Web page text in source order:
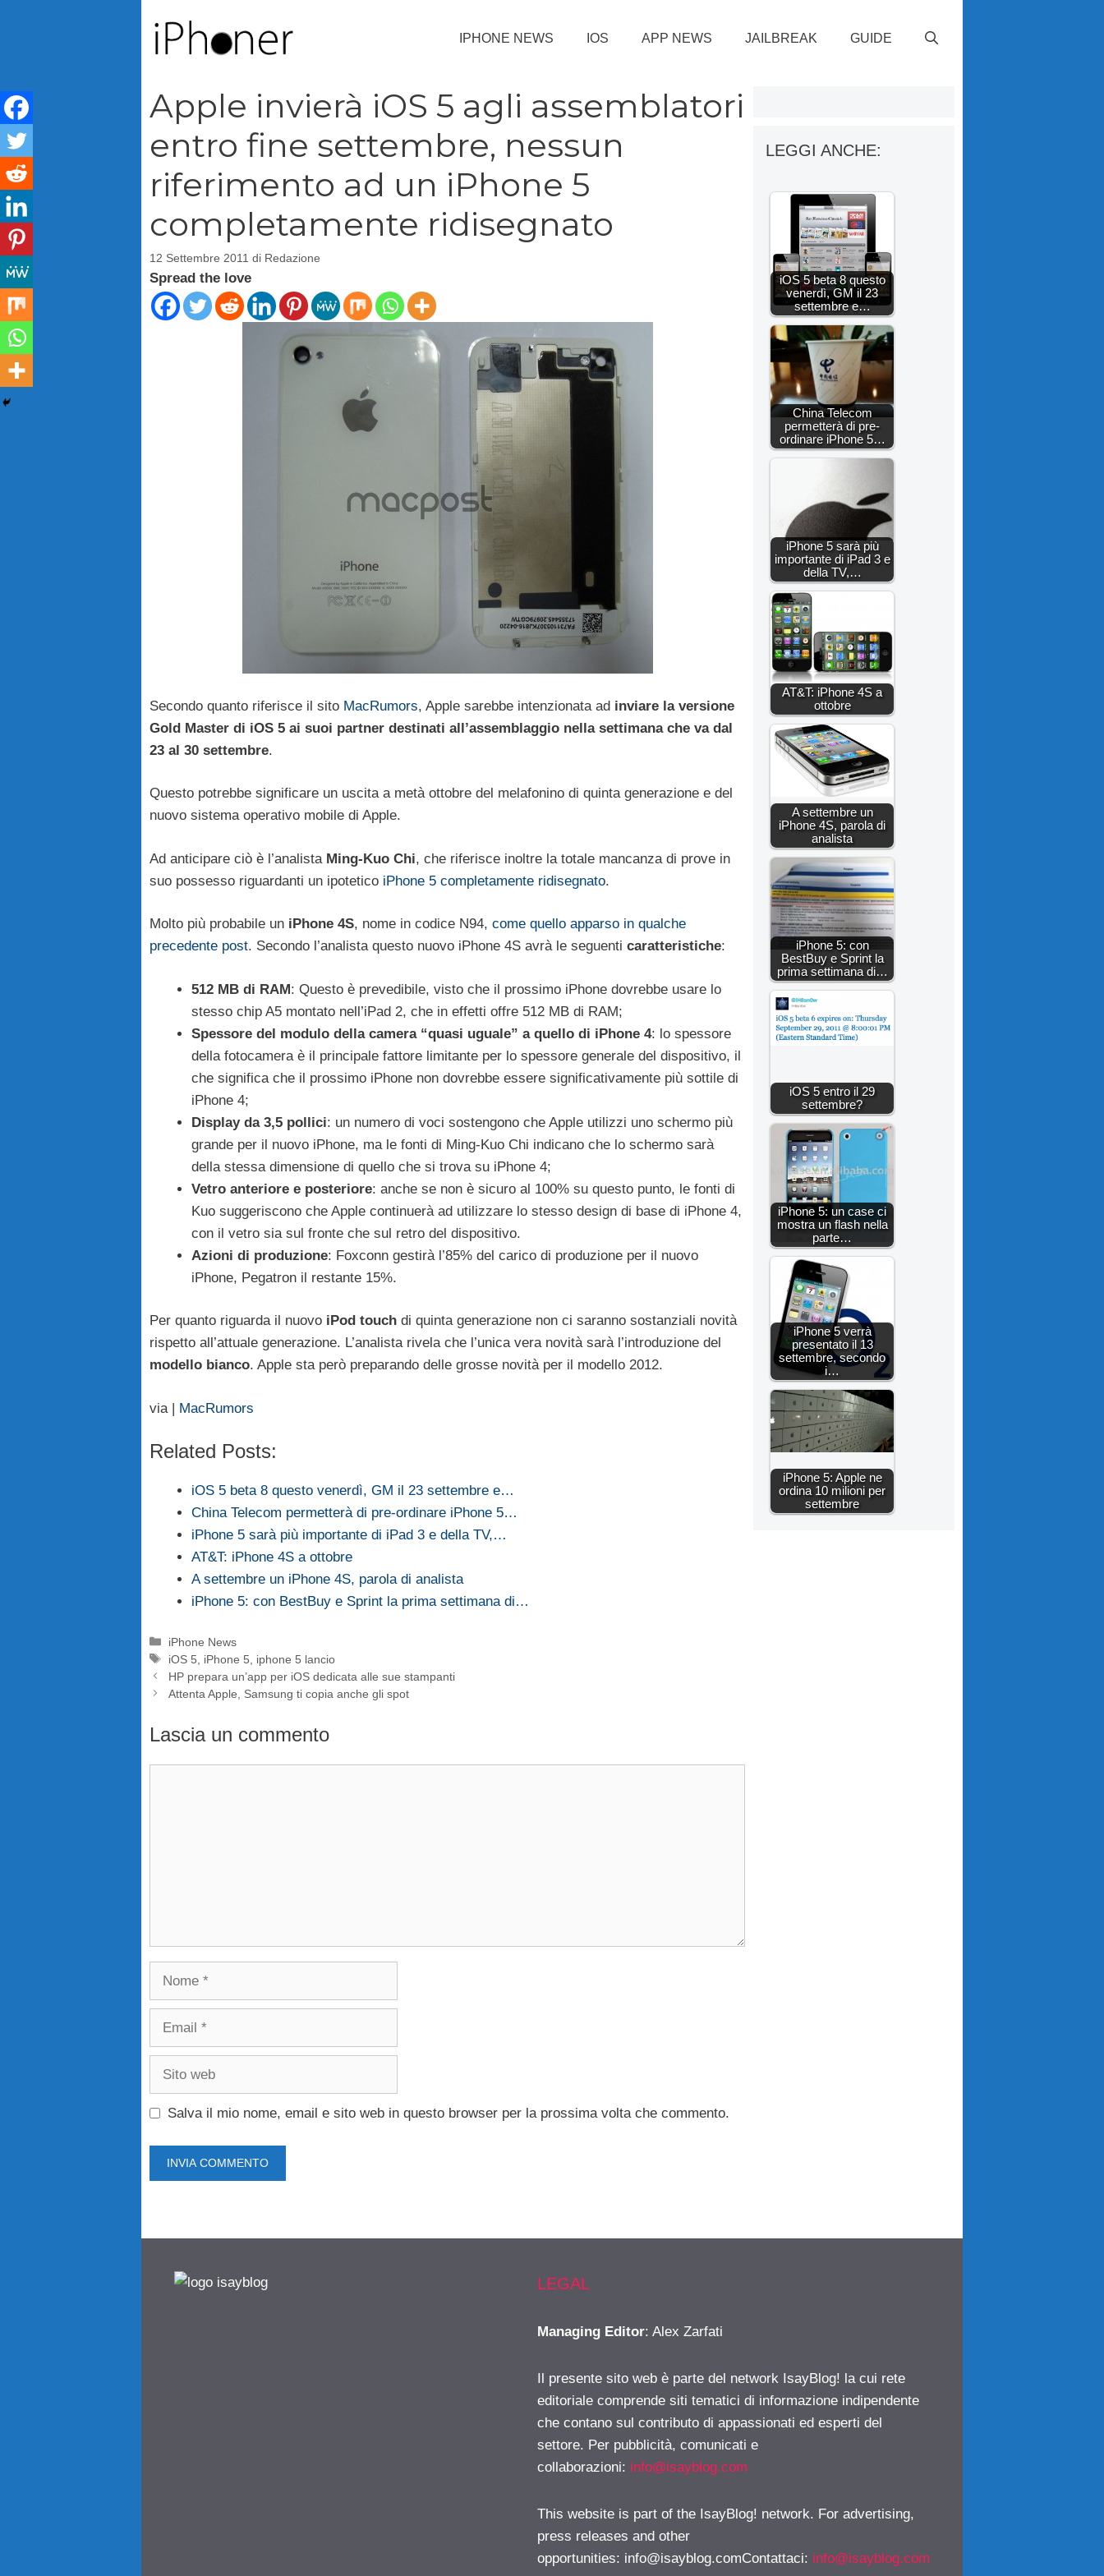
IPHONE NEWS IOS APP NEWS JAILBREAK GUIDE
Apple invierà iOS 5 agli assemblatori
entro fine settembre, nessun
riferimento ad un iPhone 5
completamente ridisegnato
12 Settembre 2011 di Redazione
Spread the love
Secondo quanto riferisce il sito MacRumors, Apple sarebbe intenzionata ad inviare la versione
Gold Master di iOS 5 ai suoi partner destinati all’assemblaggio nella settimana che va dal
23 al 30 settembre.
Questo potrebbe significare un uscita a metà ottobre del melafonino di quinta generazione e del
nuovo sistema operativo mobile di Apple.
Ad anticipare ciò è l’analista Ming-Kuo Chi, che riferisce inoltre la totale mancanza di prove in
suo possesso riguardanti un ipotetico iPhone 5 completamente ridisegnato.
Molto più probabile un iPhone 4S, nome in codice N94, come quello apparso in qualche
precedente post. Secondo l’analista questo nuovo iPhone 4S avrà le seguenti caratteristiche:
512 MB ​​di RAM: Questo è prevedibile, visto che il prossimo iPhone dovrebbe usare lo
stesso chip A5 montato nell’iPad 2, che in effetti offre 512 MB ​​di RAM;
Spessore del modulo della camera “quasi uguale” a quello di iPhone 4: lo spessore
della fotocamera è il principale fattore limitante per lo spessore generale del dispositivo, il
che significa che il prossimo iPhone non dovrebbe essere significativamente più sottile di
iPhone 4;
Display da 3,5 pollici: un numero di voci sostengono che Apple utilizzi uno schermo più
grande per il nuovo iPhone, ma le fonti di Ming-Kuo Chi indicano che lo schermo sarà
della stessa dimensione di quello che si trova su iPhone 4;
Vetro anteriore e posteriore: anche se non è sicuro al 100% su questo punto, le fonti di
Kuo suggeriscono che Apple continuerà ad utilizzare lo stesso design di base di iPhone 4,
con il vetro sia sul fronte che sul retro del dispositivo.
Azioni di produzione: Foxconn gestirà l’85% del carico di produzione per il nuovo
iPhone, Pegatron il restante 15%.
Per quanto riguarda il nuovo iPod touch di quinta generazione non ci saranno sostanziali novità
rispetto all’attuale generazione. L’analista rivela che l’unica vera novità sarà l’introduzione del
modello bianco. Apple sta però preparando delle grosse novità per il modello 2012.
via | MacRumors
Related Posts:
iOS 5 beta 8 questo venerdì, GM il 23 settembre e…
China Telecom permetterà di pre-ordinare iPhone 5…
iPhone 5 sarà più importante di iPad 3 e della TV,…
AT&T: iPhone 4S a ottobre
A settembre un iPhone 4S, parola di analista
iPhone 5: con BestBuy e Sprint la prima settimana di…
Categorie
iPhone News
Tag
iOS 5 iPhone 5
iphone 5 lancio
HP prepara un’app per iOS dedicata alle sue stampanti
Attenta Apple, Samsung ti copia anche gli spot
Lascia un commento
Nome
Email
Sito
Salva il mio nome, email e sito web in questo browser per la prossima volta che commento.
LEGGI ANCHE:
iOS 5 beta 8 questo
venerdì, GM il 23
settembre e…
China Telecom
permetterà di pre-
ordinare iPhone 5…
iPhone 5 sarà più
importante di iPad 3 e
della TV,…
AT&T: iPhone 4S a
ottobre
A settembre un
iPhone 4S, parola di
analista
iPhone 5: con
BestBuy e Sprint la
prima settimana di…
iOS 5 entro il 29
settembre?
iPhone 5: un case ci
mostra un flash nella
parte…
iPhone 5 verrà
presentato il 13
settembre, secondo
i…
iPhone 5: Apple ne
ordina 10 milioni per
settembre
LEGAL
Managing Editor: Alex Zarfati
Il presente sito web è parte del network IsayBlog! la cui rete
editoriale comprende siti tematici di informazione indipendente
che contano sul contributo di appassionati ed esperti del
settore. Per pubblicità, comunicati e
collaborazioni: info@isayblog.com
This website is part of the IsayBlog! network. For advertising,
press releases and other
opportunities: info@isayblog.comContattaci: info@isayblog.com